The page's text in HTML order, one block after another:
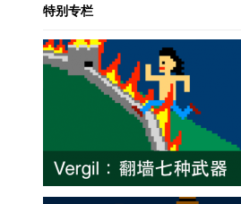
特别专栏